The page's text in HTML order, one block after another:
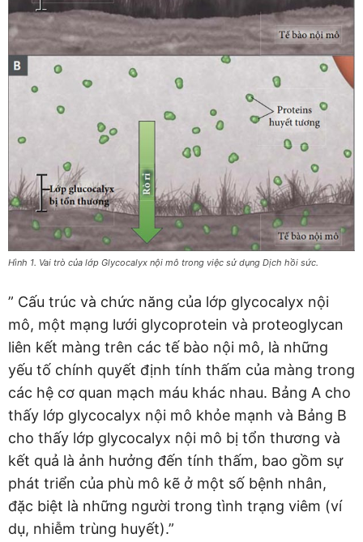
Hình 1. Vai trò của lớp Glycocalyx nội mô trong việc sử dụng Dịch hồi sức.
” Cấu trúc và chức năng của lớp glycocalyx nội
mô, một mạng lưới glycoprotein và proteoglycan
liên kết màng trên các tế bào nội mô, là những
yếu tố chính quyết định tính thấm của màng trong
các hệ cơ quan mạch máu khác nhau. Bảng A cho
thấy lớp glycocalyx nội mô khỏe mạnh và Bảng B
cho thấy lớp glycocalyx nội mô bị tổn thương và
kết quả là ảnh hưởng đến tính thấm, bao gồm sự
phát triển của phù mô kẽ ở một số bệnh nhân,
đặc biệt là những người trong tình trạng viêm (ví
dụ, nhiễm trùng huyết).”